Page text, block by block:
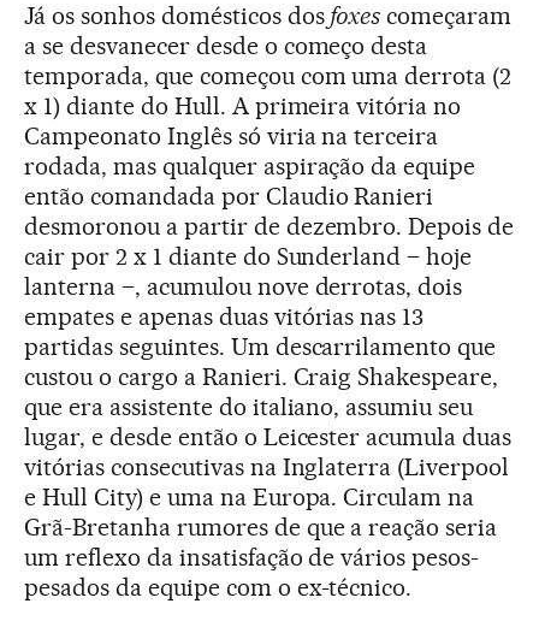
Já os sonhos domésticos dos foxes começaram
a se desvanecer desde o começo desta
temporada, que começou com uma derrota (2
x 1) diante do Hull. A primeira vitória no
Campeonato Inglês só viria na terceira
rodada, mas qualquer aspiração da equipe
então comandada por Claudio Ranieri
desmoronou a partir de dezembro. Depois de
cair por 2 x 1 diante do Sunderland – hoje
lanterna –, acumulou nove derrotas, dois
empates e apenas duas vitórias nas 13
partidas seguintes. Um descarrilamento que
custou o cargo a Ranieri. Craig Shakespeare,
que era assistente do italiano, assumiu seu
lugar, e desde então o Leicester acumula duas
vitórias consecutivas na Inglaterra (Liverpool
e Hull City) e uma na Europa. Circulam na
Grã-Bretanha rumores de que a reação seria
um reflexo da insatisfação de vários pesos-
pesados da equipe com o ex-técnico.